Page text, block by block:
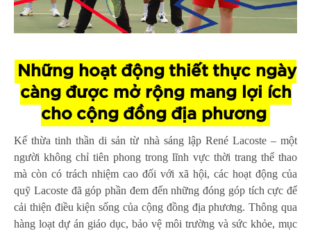
Những hoạt động thiết thực ngày
càng được mở rộng mang lợi ích
cho cộng đồng địa phương
Kế thừa tinh thần di sản từ nhà sáng lập René Lacoste – một
người không chỉ tiên phong trong lĩnh vực thời trang thể thao
mà còn có trách nhiệm cao đối với xã hội, các hoạt động của
quỹ Lacoste đã góp phần đem đến những đóng góp tích cực để
cải thiện điều kiện sống của cộng đồng địa phương. Thông qua
hàng loạt dự án giáo dục, bảo vệ môi trường và sức khỏe, mục